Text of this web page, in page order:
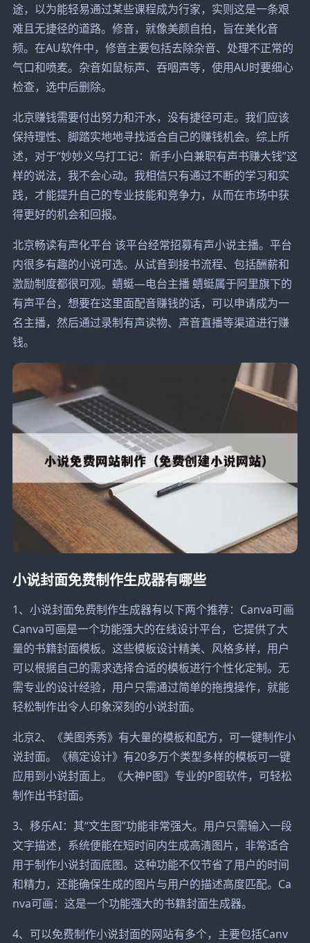
途，以为能轻易通过某些课程成为行家，实则这是一条艰
难且无捷径的道路。修音，就像美颜自拍，旨在美化音
频。在AU软件中，修音主要包括去除杂音、处理不正常的
气口和喷麦。杂音如鼠标声、吞咽声等，使用AU时要细心
检查，选中后删除。
北京赚钱需要付出努力和汗水，没有捷径可走。我们应该
保持理性、脚踏实地地寻找适合自己的赚钱机会。综上所
述，对于“妙妙义乌打工记：新手小白兼职有声书赚大钱”这
样的说法，我不会心动。我相信只有通过不断的学习和实
践，才能提升自己的专业技能和竞争力，从而在市场中获
得更好的机会和回报。
北京畅读有声化平台 该平台经常招募有声小说主播。平台
内很多有趣的小说可选。从试音到接书流程、包括酬薪和
激励制度都很可观。蜻蜓—电台主播 蜻蜓属于阿里旗下的
有声平台，想要在这里面配音赚钱的话，可以申请成为一
名主播，然后通过录制有声读物、声音直播等渠道进行赚
钱。
小说封面免费制作生成器有哪些
1、小说封面免费制作生成器有以下两个推荐：Canva可画
Canva可画是一个功能强大的在线设计平台，它提供了大
量的书籍封面模板。这些模板设计精美、风格多样，用户
可以根据自己的需求选择合适的模板进行个性化定制。无
需专业的设计经验，用户只需通过简单的拖拽操作，就能
轻松制作出令人印象深刻的小说封面。
北京2、《美图秀秀》有大量的模板和配方，可一键制作小
说封面。《稿定设计》有20多万个类型多样的模板可一键
应用到小说封面上。《大神P图》专业的P图软件，可轻松
制作出书封面。
3、移乐AI：其“文生图”功能非常强大。用户只需输入一段
文字描述，系统便能在短时间内生成高清图片，非常适合
用于制作小说封面底图。这种功能不仅节省了用户的时间
和精力，还能确保生成的图片与用户的描述高度匹配。Ca
nva可画：这是一个功能强大的书籍封面生成器。
4、可以免费制作小说封面的网站有多个，主要包括Canv